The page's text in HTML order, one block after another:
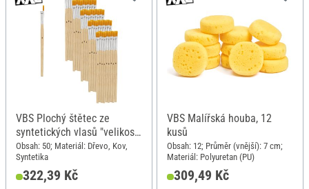
VBS Plochý štětec ze
syntetických vlasů "velikost
8", 50 kusů
Obsah: 50; Materiál: Dřevo, Kov,
Syntetika
322,39 Kč
VBS Malířská houba, 12
kusů
Obsah: 12; Průměr (vnější): 7 cm;
Materiál: Polyuretan (PU)
309,49 Kč